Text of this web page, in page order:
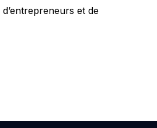
et de